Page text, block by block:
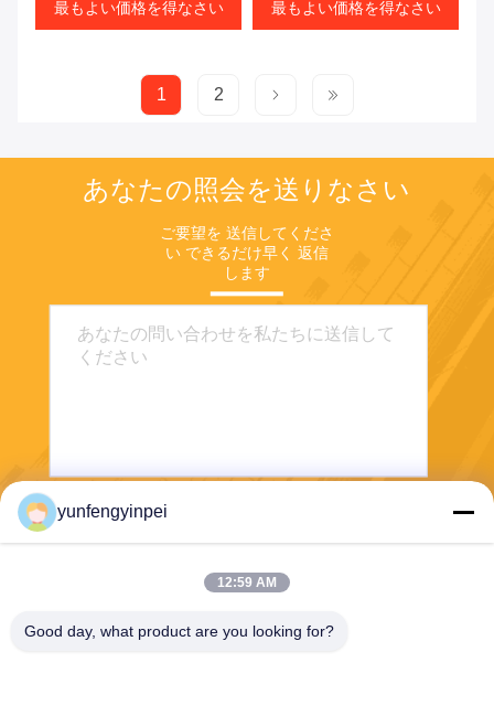
最もよい価格を得なさい 最もよい価格を得なさい
1 2
あなたの照会を送りなさい
ご要望を 送信してくださ
い できるだけ早く 返信
します
yunfengyinpei
12:59 AM
Good day, what product are you looking for?